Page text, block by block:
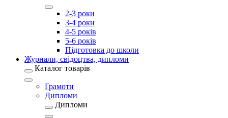
2-3 роки
3-4 роки
4-5 років
5-6 років
Підготовка до школи
Журнали, свідоцтва, дипломи
Каталог товарів
Грамоти
Дипломи
Дипломи